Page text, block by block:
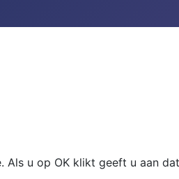
u op OK klikt geeft u aan